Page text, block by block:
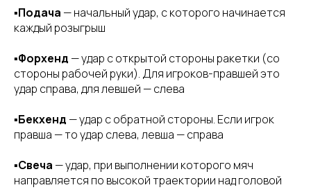
▪️Подача — начальный удар, с которого начинается
каждый розыгрыш
▪️Форхенд — удар с открытой стороны ракетки (со
стороны рабочей руки). Для игроков-правшей это
удар справа, для левшей — слева
▪️Бекхенд — удар с обратной стороны. Если игрок
правша — то удар слева, левша — справа
▪️Свеча — удар, при выполнении которого мяч
направляется по высокой траектории над головой